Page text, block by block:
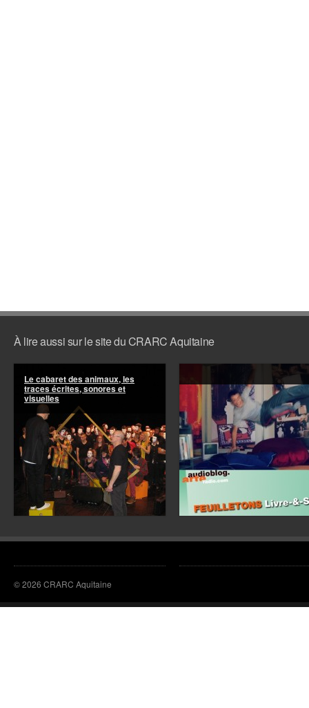
À lire aussi sur le site du CRARC Aquitaine
Le cabaret des animaux, les
traces écrites, sonores et
visuelles
© 2026 CRARC Aquitaine